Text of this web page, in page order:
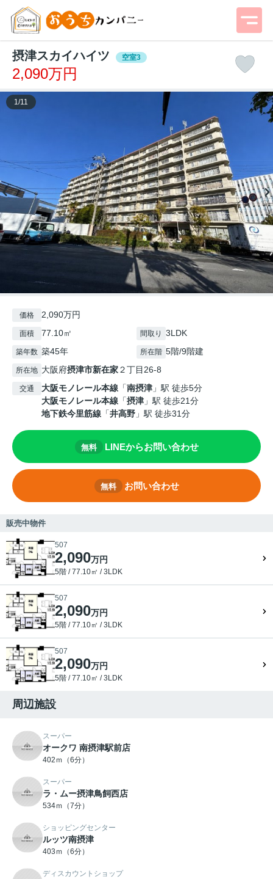
摂津スカイハイツ 空室3
2,090万円
1 /11
価格 2,090万円
面積 77.10㎡ 間取り 3LDK
築年数 築45年 所在階 5階/9階建
所在地 大阪府摂津市新在家２丁目26-8
交通 大阪モノレール本線 「南摂津 」駅 徒歩5分
大阪モノレール本線 「摂津 」駅 徒歩21分
地下鉄今里筋線 「井高野 」駅 徒歩31分
無料 LINEからお問い合わせ
無料 お問い合わせ
販売中物件
507
2,090万円
5階 / 77.10㎡ / 3LDK
507
2,090万円
5階 / 77.10㎡ / 3LDK
507
2,090万円
5階 / 77.10㎡ / 3LDK
周辺施設
スーパー
オークワ 南摂津駅前店
402ｍ（6分）
スーパー
ラ・ムー摂津鳥飼西店
534ｍ（7分）
ショッピングセンター
ルッツ南摂津
403ｍ（6分）
ディスカウントショップ